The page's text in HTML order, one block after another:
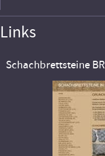
Links
Schachbrettsteine